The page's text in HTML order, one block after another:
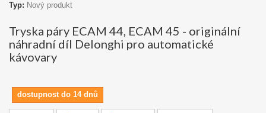
Typ: Nový produkt
Tryska páry ECAM 44, ECAM 45 - originální
náhradní díl Delonghi pro automatické
kávovary
dostupnost do 14 dnů